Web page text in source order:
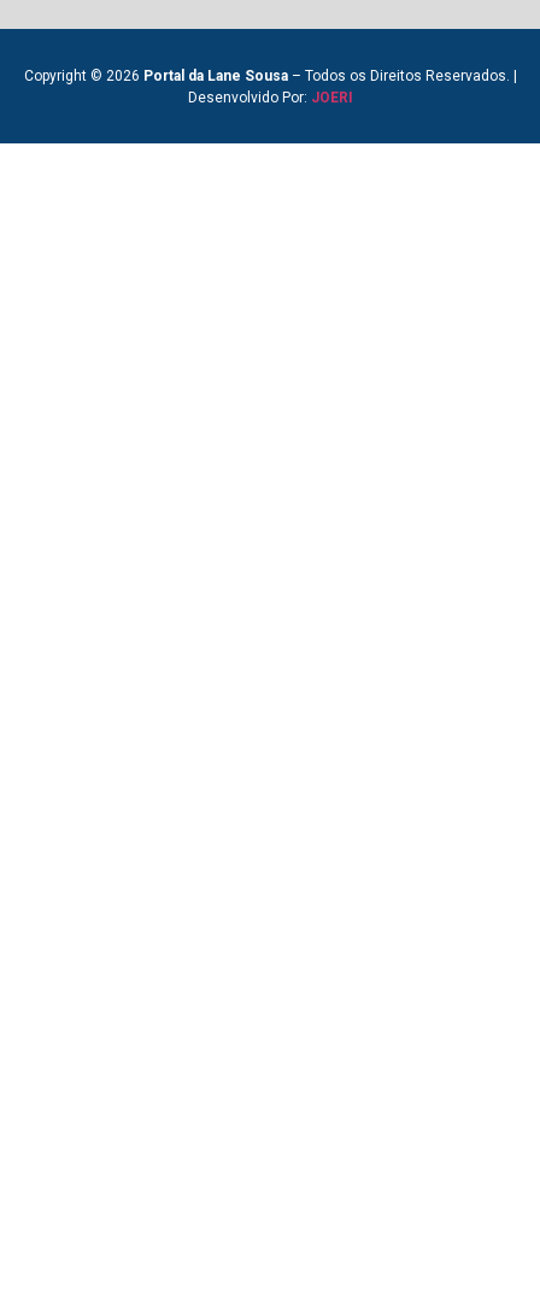
Copyright © 2026 Portal da Lane Sousa– Todos os Direitos Reservados. |
Desenvolvido Por: JOERI